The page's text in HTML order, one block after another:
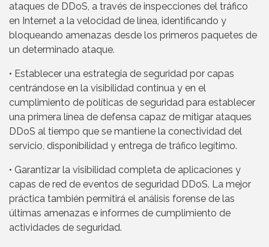
ataques de DDoS, a través de inspecciones del tráfico
en Internet a la velocidad de línea, identificando y
bloqueando amenazas desde los primeros paquetes de
un determinado ataque.
• Establecer una estrategia de seguridad por capas
centrándose en la visibilidad continua y en el
cumplimiento de políticas de seguridad para establecer
una primera línea de defensa capaz de mitigar ataques
DDoS al tiempo que se mantiene la conectividad del
servicio, disponibilidad y entrega de tráfico legítimo.
• Garantizar la visibilidad completa de aplicaciones y
capas de red de eventos de seguridad DDoS. La mejor
práctica también permitirá el análisis forense de las
últimas amenazas e informes de cumplimiento de
actividades de seguridad.